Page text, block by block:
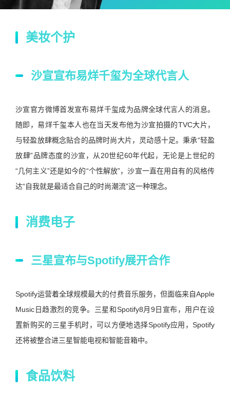
美妆个护
沙宣宣布易烊千玺为全球代言人
沙宣官方微博首发宣布易烊千玺成为品牌全球代言人的消息。
随即，易烊千玺本人也在当天发布他为沙宣拍摄的TVC大片，
与轻盈放肆概念贴合的品牌时尚大片，灵动感十足。秉承“轻盈
放肆”品牌态度的沙宣，从20世纪60年代起，无论是上世纪的
“几何主义”还是如今的“个性解放”，沙宣一直在用自有的风格传
达“自我就是最适合自己的时尚潮流”这一种理念。
消费电子
三星宣布与Spotify展开合作
Spotify运营着全球规模最大的付费音乐服务，但面临来自Apple
Music日趋激烈的竞争。三星和Spotify8月9日宣布，用户在设
置新购买的三星手机时，可以方便地选择Spotify应用，Spotify
还将被整合进三星智能电视和智能音箱中。
食品饮料